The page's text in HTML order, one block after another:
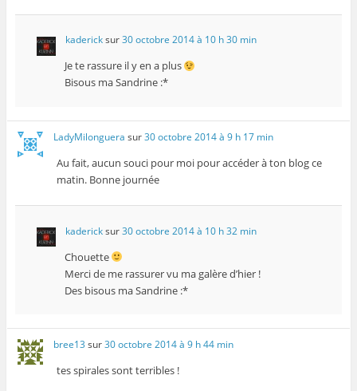
kadericksur30 octobre 2014 à 10 h 30 min
Je te rassure il y en a plus
Bisous ma Sandrine :*
LadyMilonguera sur30 octobre 2014 à 9 h 17 min
Au fait, aucun souci pour moi pour accéder à ton blog ce
matin. Bonne journée
kadericksur30 octobre 2014 à 10 h 32 min
Chouette
Merci de me rassurer vu ma galère d’hier !
Des bisous ma Sandrine :*
bree13 sur30 octobre 2014 à 9 h 44 min
tes spirales sont terribles !